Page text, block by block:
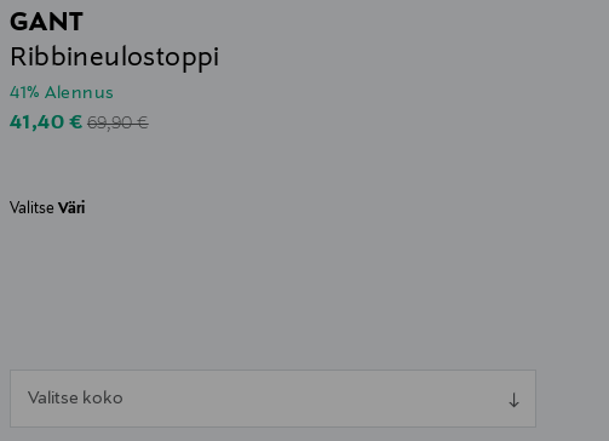
GANT
Ribbineulostoppi
41% Alennus
Discounted Price
41,40 € Original Price
69,90 €
ValitseVäri
Valitse koko